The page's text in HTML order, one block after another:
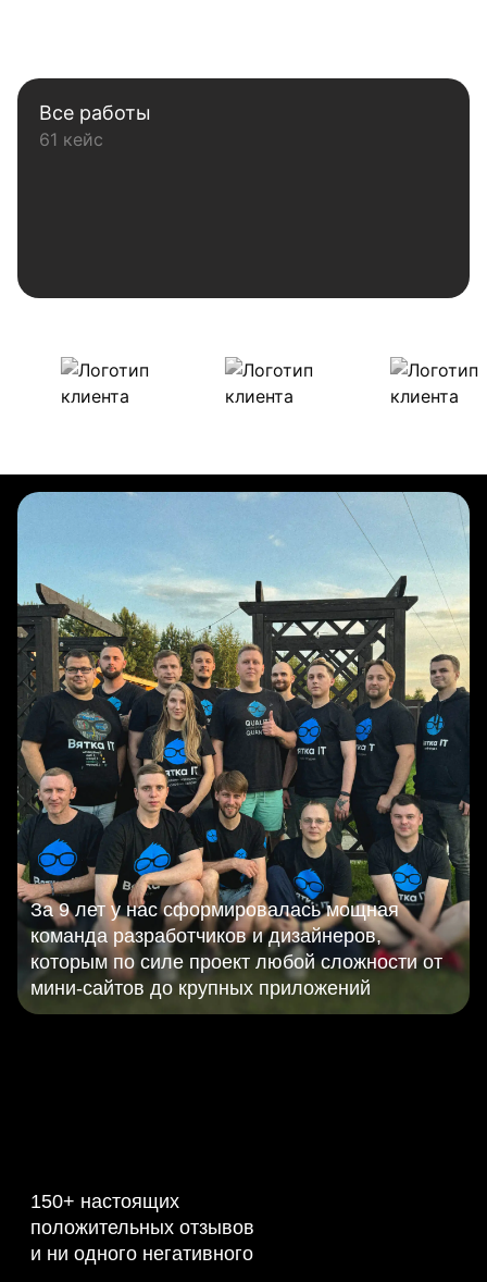
Все работы
61 кейс
Наши клиенты
Булиты компании
За 9 лет у нас сформировалась мощная
команда разработчиков и дизайнеров,
которым по силе проект любой сложности от
мини-сайтов до крупных приложений
150+ настоящих
положительных отзывов
и ни одного негативного